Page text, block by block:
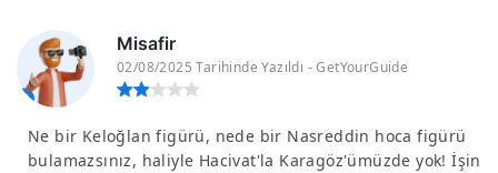
Misafir
02/08/2025 Tarihinde Yazıldı - GetYourGuide
Ne bir Keloğlan figürü, nede bir Nasreddin hoca figürü
bulamazsınız, haliyle Hacivat'la Karagöz'ümüzde yok! İşin